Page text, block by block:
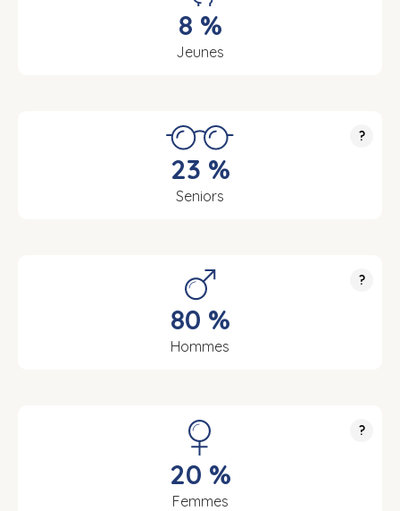
8 %
Jeunes
?
23 %
Seniors
?
80 %
Hommes
?
20 %
Femmes